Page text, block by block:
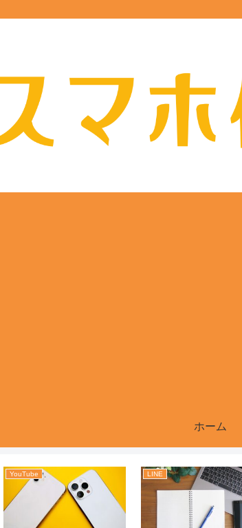
ホーム
YouTube LINE